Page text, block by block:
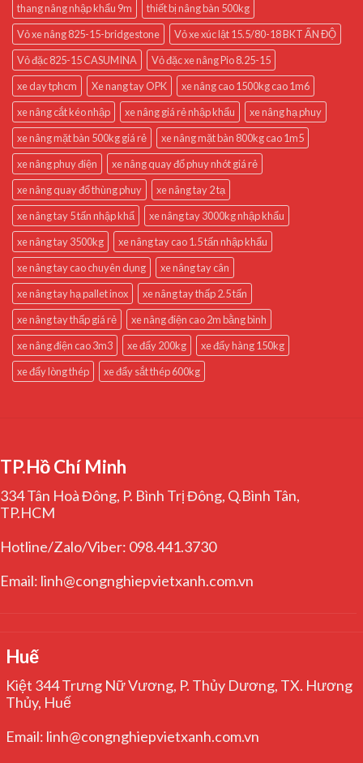
thang nâng nhập khẩu 9m
thiết bị nâng bàn 500kg
Vỏ xe nâng 825-15-bridgestone
Vỏ xe xúc lật 15.5/80-18 BKT ẤN ĐỘ
Vỏ đặc 825-15 CASUMINA
Vỏ đặc xe nâng Pio 8.25-15
xe day tphcm
Xe nang tay OPK
xe nâng cao 1500kg cao 1m6
xe nâng cắt kéo nhập
xe nâng giá rẻ nhập khẩu
xe nâng hạ phuy
xe nâng mặt bàn 500kg giá rẻ
xe nâng mặt bàn 800kg cao 1m5
xe nâng phuy điện
xe nâng quay đổ phuy nhót giá rẻ
xe nâng quay đổ thùng phuy
xe nâng tay 2 tạ
xe nâng tay 5 tấn nhập khẩ
xe nâng tay 3000kg nhập khẩu
xe nâng tay 3500kg
xe nâng tay cao 1.5 tấn nhập khẩu
xe nâng tay cao chuyên dụng
xe nâng tay cân
xe nâng tay hạ pallet inox
xe nâng tay thấp 2.5 tấn
xe nâng tay thấp giá rẻ
xe nâng điện cao 2m bằng bình
xe nâng điện cao 3m3
xe đẩy 200kg
xe đẩy hàng 150kg
xe đẩy lòng thép
xe đẩy sắt thép 600kg
TP.Hồ Chí Minh
334 Tân Hoà Đông, P. Bình Trị Đông, Q.Bình Tân,
TP.HCM
Hotline/Zalo/Viber: 098.441.3730
Email: linh@congnghiepvietxanh.com.vn
Huế
Kiệt 344 Trưng Nữ Vương, P. Thủy Dương, TX. Hương
Thủy, Huế
Email: linh@congnghiepvietxanh.com.vn